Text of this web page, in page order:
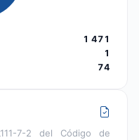
1 471
1
74
7-2 del Código de